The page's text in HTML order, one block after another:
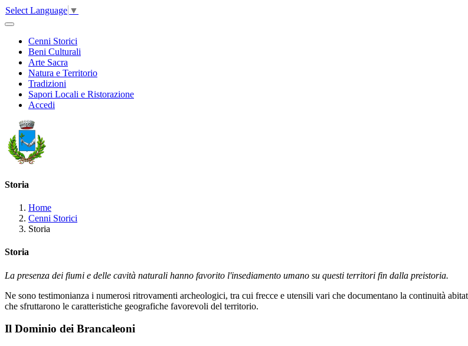
Select Language ▼
Cenni Storici
Beni Culturali
Arte Sacra
Natura e Territorio
Tradizioni
Sapori Locali e Ristorazione
Accedi
Storia
Home
Cenni Storici
Storia
Storia
La presenza dei fiumi e delle cavità naturali hanno favorito l'insediamento umano su questi territori fin dalla preistoria.
Ne sono testimonianza i numerosi ritrovamenti archeologici, tra cui frecce e utensili vari che documentano la continuità
che sfruttarono le caratteristiche geografiche favorevoli del territorio.
Il Dominio dei Brancaleoni